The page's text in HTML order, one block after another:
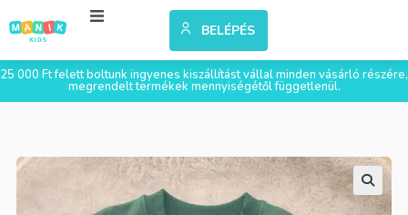
BELÉPÉS
25 000 Ft felett boltunk ingyenes kiszállítást vállal minden vásárló részére,
megrendelt termékek mennyiségétől függetlenül.